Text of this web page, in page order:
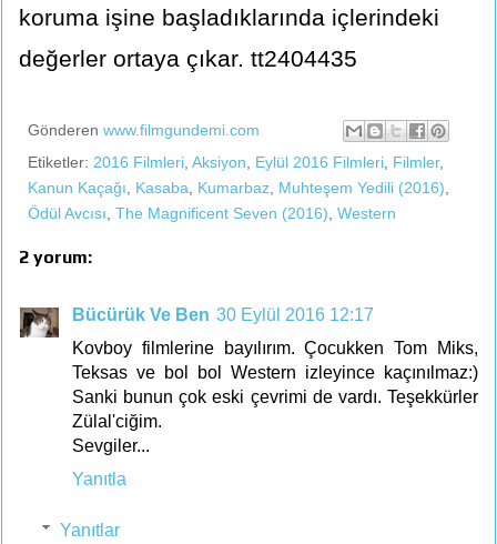
koruma işine başladıklarında içlerindeki
değerler ortaya çıkar. tt2404435
Gönderen www.filmgundemi.com
Etiketler: 2016 Filmleri Aksiyon Eylül 2016 Filmleri Filmler,
Kanun Kaçağı
Kasaba Kumarbaz Muhteşem Yedili (2016)
Ödül Avcısı The Magnificent Seven (2016) Western
2 yorum:
Bücürük Ve Ben 30 Eylül 2016 12:17
Kovboy filmlerine bayılırım. Çocukken Tom Miks,
Teksas ve bol bol Western izleyince kaçınılmaz:)
Sanki bunun çok eski çevrimi de vardı. Teşekkürler
Zülal'ciğim.
Sevgiler...
Yanıtla
Yanıtlar